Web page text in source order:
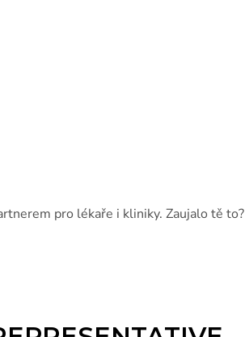
pro lékaře i kliniky. Zaujalo tě to?